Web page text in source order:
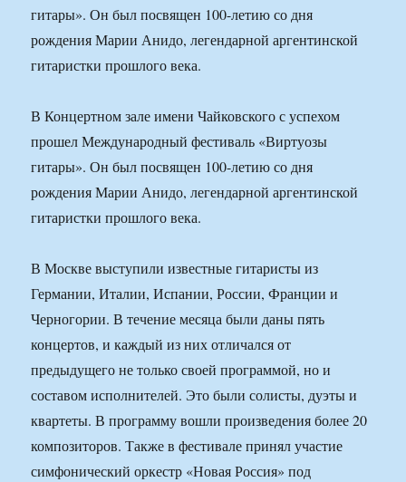
гитары». Он был посвящен 100-летию со дня
рождения Марии Анидо, легендарной аргентинской
гитаристки прошлого века.
В Концертном зале имени Чайковского с успехом
прошел Международный фестиваль «Виртуозы
гитары». Он был посвящен 100-летию со дня
рождения Марии Анидо, легендарной аргентинской
гитаристки прошлого века.
В Москве выступили известные гитаристы из
Германии, Италии, Испании, России, Франции и
Черногории. В течение месяца были даны пять
концертов, и каждый из них отличался от
предыдущего не только своей программой, но и
составом исполнителей. Это были солисты, дуэты и
квартеты. В программу вошли произведения более 20
композиторов. Также в фестивале принял участие
симфонический оркестр «Новая Россия» под